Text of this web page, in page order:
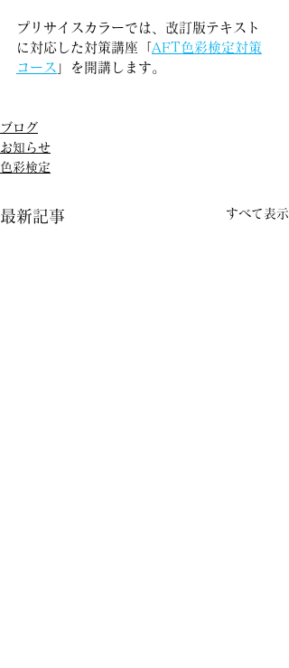
プリサイスカラーでは、改訂版テキスト
に対応した対策講座「 AFT色彩検定対策
コース 」を開講します。
ブログ
お知らせ
色彩検定
最新記事 すべて表示